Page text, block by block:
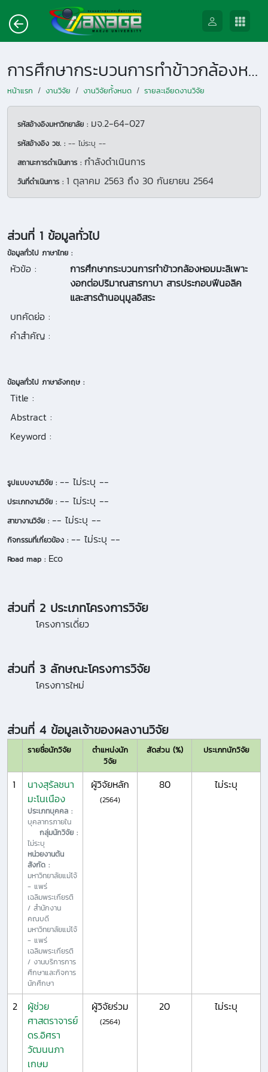
การศึกษากระบวนการทำข้าวกล้องหอมมะลิเพาะงอกต่อปริมาณสารกาบา สารประกอบฟีนอลิค และสารต้านอนุมูลอิสระ
หน้าแรก งานวิจัย งานวิจัยทั้งหมด รายละเอียดงานวิจัย
รหัสอ้างอิงมหาวิทยาลัย : มจ.2-64-027
รหัสอ้างอิง วช. : -- ไม่ระบุ --
สถานะการดำเนินการ : กำลังดำเนินการ
วันที่ดำเนินการ : 1 ตุลาคม 2563 ถึง 30 กันยายน 2564
ส่วนที่ 1 ข้อมูลทั่วไป
ข้อมูลทั่วไป ภาษาไทย :
หัวข้อ :
การศึกษากระบวนการทำข้าวกล้องหอมมะลิเพาะ
งอกต่อปริมาณสารกาบา สารประกอบฟีนอลิค
และสารต้านอนุมูลอิสระ
บทคัดย่อ :
คำสำคัญ :
ข้อมูลทั่วไป ภาษาอังกฤษ :
Title :
Abstract :
Keyword :
รูปแบบงานวิจัย : -- ไม่ระบุ --
ประเภทงานวิจัย : -- ไม่ระบุ --
สาขางานวิจัย : -- ไม่ระบุ --
กิจกรรมที่เกี่ยวข้อง : -- ไม่ระบุ --
Road map : Eco
ส่วนที่ 2 ประเภทโครงการวิจัย
โครงการเดี่ยว
ส่วนที่ 3 ลักษณะโครงการวิจัย
โครงการใหม่
ส่วนที่ 4 ข้อมูลเจ้าของผลงานวิจัย
รายชื่อนักวิจัย
ตำแหน่งนัก
วิจัย
สัดส่วน (%) ประเภทนักวิจัย
1
นางสุรัลชนา
มะโนเนือง
ประเภทบุคคล :
บุคลากรภายใน
กลุ่มนักวิจัย :
ไม่ระบุ
หน่วยงานต้น
สังกัด :
มหาวิทยาลัยแม่โจ้
- แพร่
เฉลิมพระเกียรติ
/ สำนักงาน
คณบดี
มหาวิทยาลัยแม่โจ้
- แพร่
เฉลิมพระเกียรติ
/ งานบริการการ
ศึกษาและกิจการ
นักศึกษา
ผู้วิจัยหลัก
(2564)
80 ไม่ระบุ
2
ผู้ช่วย
ศาสตราจารย์
ดร.อิศรา
วัฒนนภา
เกษม
ผู้วิจัยร่วม
(2564)
20 ไม่ระบุ